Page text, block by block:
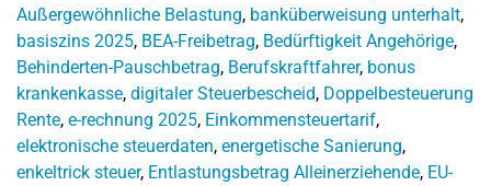
Außergewöhnliche Belastung, banküberweisung unterhalt,
basiszins 2025, BEA-Freibetrag, Bedürftigkeit Angehörige,
Behinderten-Pauschbetrag, Berufskraftfahrer, bonus
krankenkasse, digitaler Steuerbescheid, Doppelbesteuerung
Rente, e-rechnung 2025, Einkommensteuertarif,
elektronische steuerdaten, energetische Sanierung,
enkeltrick steuer, Entlastungsbetrag Alleinerziehende, EU-